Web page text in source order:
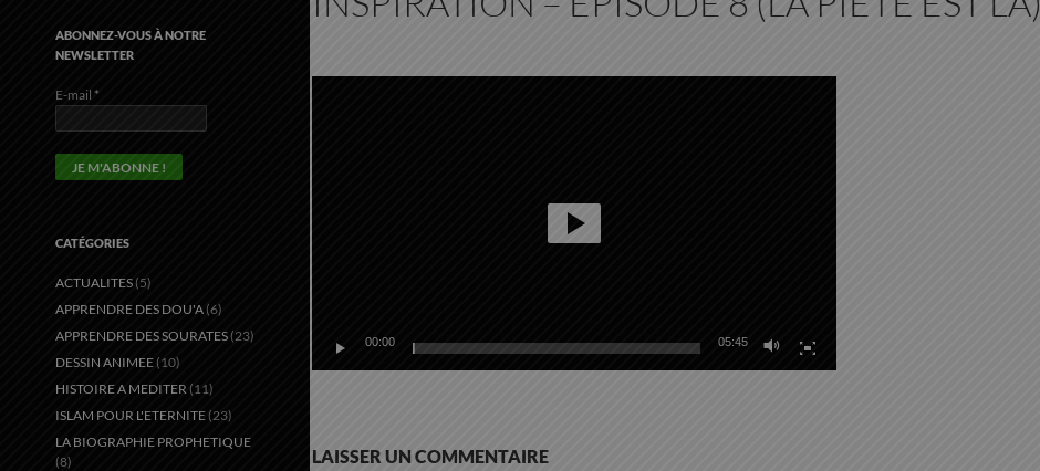
00:00 05:45
LAISSER UN COMMENTAIRE
ABONNEZ-VOUS À NOTRE
NEWSLETTER
E-mail *
CATÉGORIES
ACTUALITES (5)
APPRENDRE DES DOU'A (6)
APPRENDRE DES SOURATES (23)
DESSIN ANIMEE (10)
HISTOIRE A MEDITER (11)
ISLAM POUR L'ETERNITE (23)
LA BIOGRAPHIE PROPHETIQUE
(8)